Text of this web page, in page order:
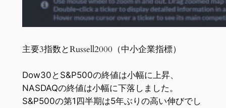
主要3指数とRussell2000（中小企業指標）
Dow30とS&P500の終値は小幅に上昇、
NASDAQの終値は小幅に下落しました。
S&P500の第1四半期は5年ぶりの高い伸びでし